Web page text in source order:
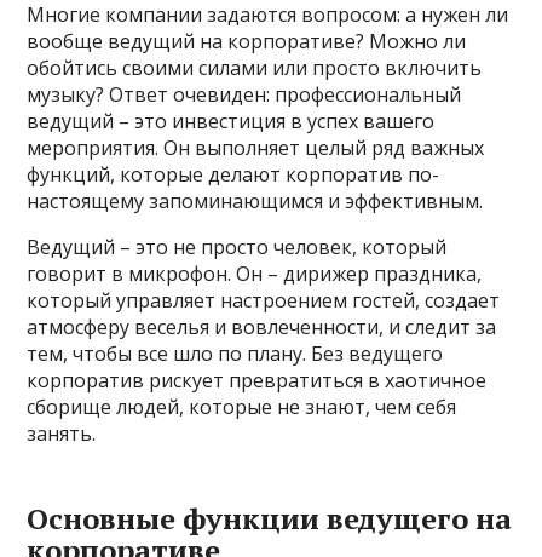
Многие компании задаются вопросом: а нужен ли
вообще ведущий на корпоративе? Можно ли
обойтись своими силами или просто включить
музыку? Ответ очевиден: профессиональный
ведущий – это инвестиция в успех вашего
мероприятия. Он выполняет целый ряд важных
функций, которые делают корпоратив по-
настоящему запоминающимся и эффективным.
Ведущий – это не просто человек, который
говорит в микрофон. Он – дирижер праздника,
который управляет настроением гостей, создает
атмосферу веселья и вовлеченности, и следит за
тем, чтобы все шло по плану. Без ведущего
корпоратив рискует превратиться в хаотичное
сборище людей, которые не знают, чем себя
занять.
Основные функции ведущего на